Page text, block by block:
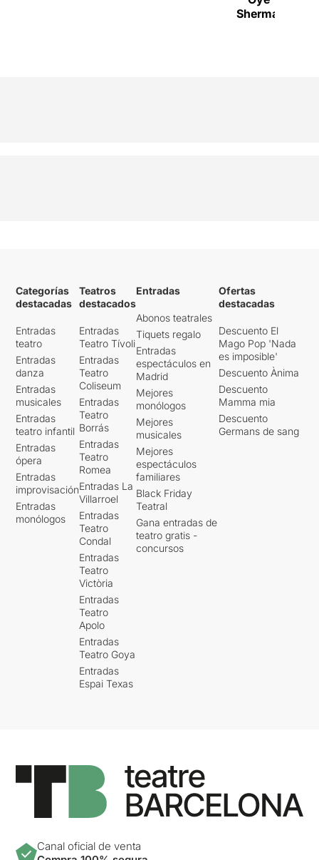
Sherman"
Categorías
destacadas
Entradas
teatro
Entradas
danza
Entradas
musicales
Entradas
teatro infantil
Entradas
ópera
Entradas
improvisación
Entradas
monólogos
Teatros
destacados
Entradas
Teatro Tívoli
Entradas
Teatro
Coliseum
Entradas
Teatro
Borrás
Entradas
Teatro
Romea
Entradas La
Villarroel
Entradas
Teatro
Condal
Entradas
Teatro
Victòria
Entradas
Teatro
Apolo
Entradas
Teatro Goya
Entradas
Espai Texas
Entradas
Abonos teatrales
Tiquets regalo
Entradas
espectáculos en
Madrid
Mejores
monólogos
Mejores
musicales
Mejores
espectáculos
familiares
Black Friday
Teatral
Gana entradas de
teatro gratis -
concursos
Ofertas
destacadas
Descuento El
Mago Pop 'Nada
es imposible'
Descuento Ànima
Descuento
Mamma mia
Descuento
Germans de sang
Canal oficial de venta